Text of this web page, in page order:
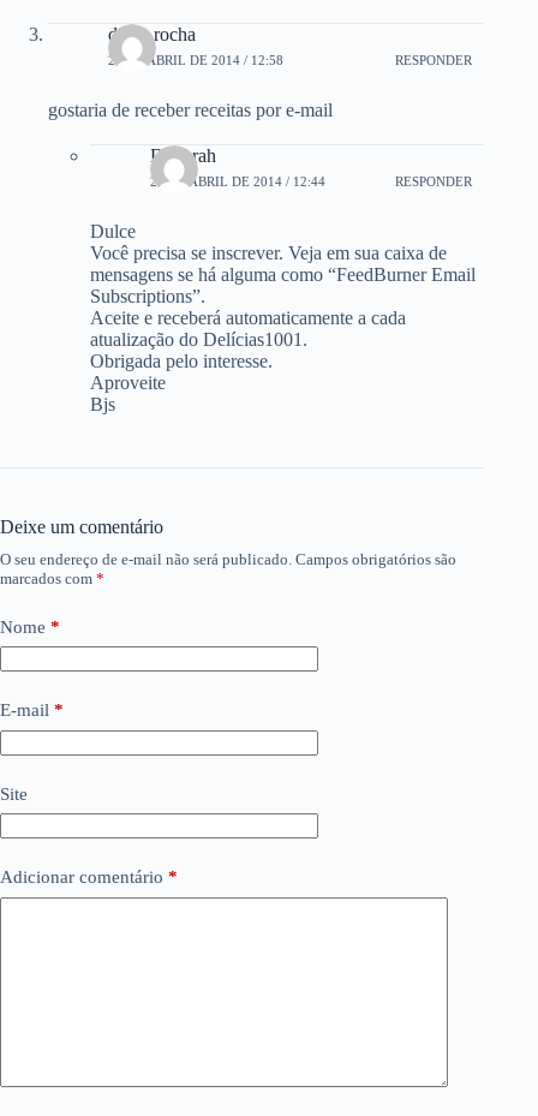
dulce rocha
24 DE ABRIL DE 2014 / 12:58 RESPONDER
gostaria de receber receitas por e-mail
Deborah
25 DE ABRIL DE 2014 / 12:44 RESPONDER
Dulce
Você precisa se inscrever. Veja em sua caixa de
mensagens se há alguma como “FeedBurner Email
Subscriptions”.
Aceite e receberá automaticamente a cada
atualização do Delícias1001.
Obrigada pelo interesse.
Aproveite
Bjs
Deixe um comentário
O seu endereço de e-mail não será publicado. Campos obrigatórios são
marcados com *
Nome *
E-mail *
Site
Adicionar comentário *